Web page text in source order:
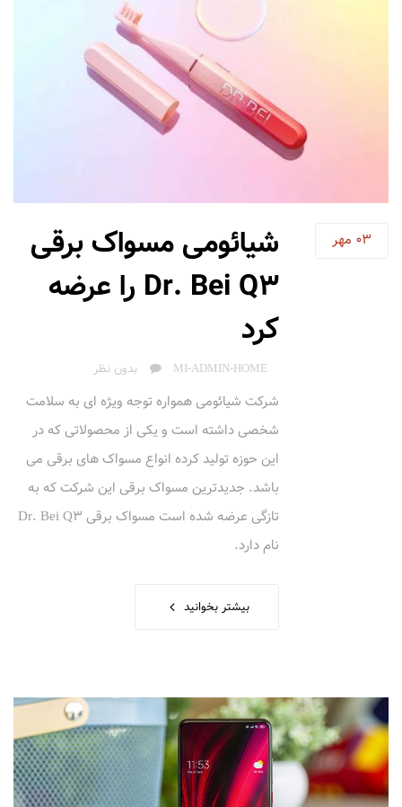
03 مهر
شیائومی مسواک برقی
Dr. Bei Q3 را عرضه
کرد
AUTHOR
MI-ADMIN-HOME بدون نظر
شرکت شیائومی همواره توجه ویژه ای به سلامت
شخصی داشته است و یکی از محصولاتی که در
این حوزه تولید کرده انواع مسواک های برقی می
باشد. جدیدترین مسواک برقی این شرکت که به
تازگی عرضه شده است مسواک برقی Dr. Bei Q3
نام دارد.
بیشتر بخوانید